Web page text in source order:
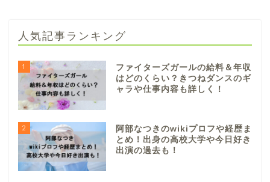
人気記事ランキング
1
ファイターズガールの給料＆年収
はどのくらい？きつねダンスのギ
ャラや仕事内容も詳しく！
2
阿部なつきのwikiプロフや経歴ま
とめ！出身の高校大学や今日好き
出演の過去も！